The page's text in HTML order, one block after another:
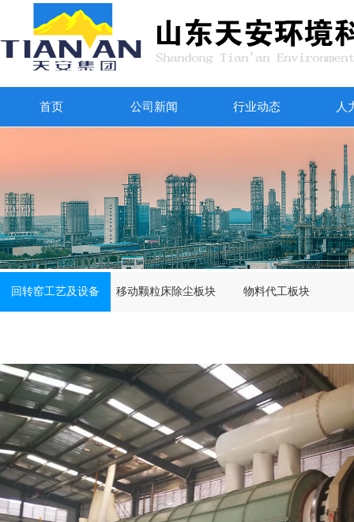
首页 公司新闻 行业动态 人
回转窑工艺及设备 移动颗粒床除尘板块 物料代工板块